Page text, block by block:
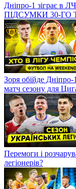
Дніпро-1 зіграє в
ПІДСУМКИ 30-ГО
Зоря обійде Дніпро-
матч сезону для
Перемоги і
легіонерів?